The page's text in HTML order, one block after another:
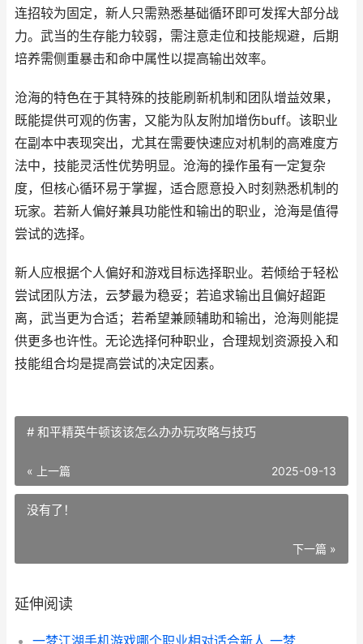
连招较为固定，新人只需熟悉基础循环即可发挥大部分战
力。武当的生存能力较弱，需注意走位和技能规避，后期
培养需侧重暴击和命中属性以提高输出效率。
沧海的特色在于其特殊的技能刷新机制和团队增益效果，
既能提供可观的伤害，又能为队友附加增伤buff。该职业
在副本中表现突出，尤其在需要快速应对机制的高难度方
法中，技能灵活性优势明显。沧海的操作虽有一定复杂
度，但核心循环易于掌握，适合愿意投入时刻熟悉机制的
玩家。若新人偏好兼具功能性和输出的职业，沧海是值得
尝试的选择。
新人应根据个人偏好和游戏目标选择职业。若倾给于轻松
尝试团队方法，云梦最为稳妥；若追求输出且偏好超距
离，武当更为合适；若希望兼顾辅助和输出，沧海则能提
供更多也许性。无论选择何种职业，合理规划资源投入和
技能组合均是提高尝试的决定因素。
# 和平精英牛顿该该怎么办办玩攻略与技巧
« 上一篇 2025-09-13
没有了！
下一篇 »
延伸阅读